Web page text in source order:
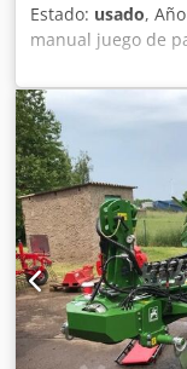
Estado: usado,
manual juego de
de palas
hidráulico
accionamiento
FlowControl
/ disco principal